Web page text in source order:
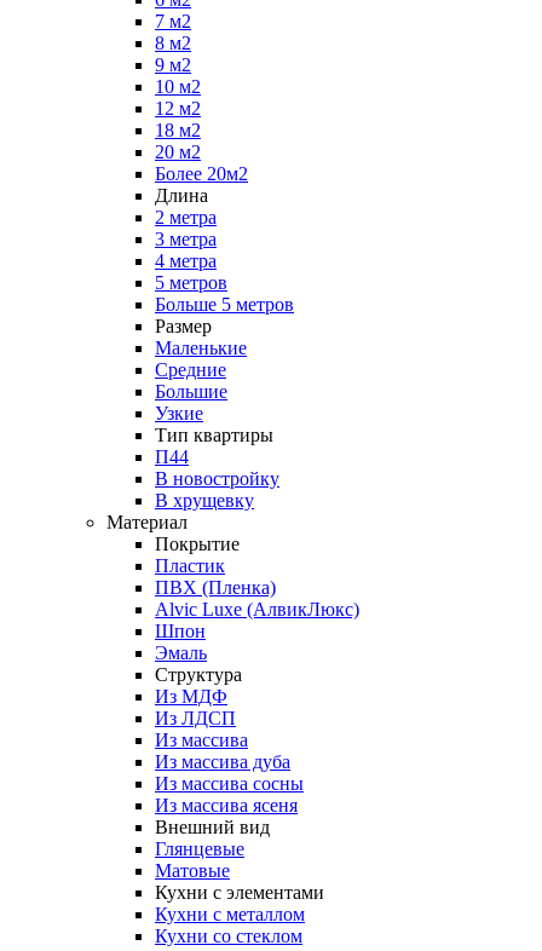
7 м2
8 м2
9 м2
10 м2
12 м2
18 м2
20 м2
Более 20м2
Длина
2 метра
3 метра
4 метра
5 метров
Больше 5 метров
Размер
Маленькие
Средние
Большие
Узкие
Тип квартиры
П44
В новостройку
В хрущевку
Материал
Покрытие
Пластик
ПВХ (Пленка)
Alvic Luxe (АлвикЛюкс)
Шпон
Эмаль
Структура
Из МДФ
Из ЛДСП
Из массива
Из массива дуба
Из массива сосны
Из массива ясеня
Внешний вид
Глянцевые
Матовые
Кухни с элементами
Кухни с металлом
Кухни со стеклом